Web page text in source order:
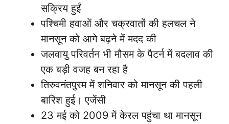
सक्रिय हुईं
पश्चिमी हवाओं और चक्रवातों की हलचल ने
मानसून को आगे बढ़ने में मदद की
जलवायु परिवर्तन भी मौसम के पैटर्न में बदलाव की
एक बड़ी वजह बन रहा है
तिरुवनंतपुरम में शनिवार को मानसून की पहली
बारिश हुई। एजेंसी
23 मई को 2009 में केरल पहुंचा था मानसून